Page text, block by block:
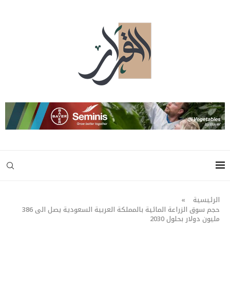
الرئيسية »
حجم سوق الزراعة المائية بالمملكة العربية السعودية يصل الى 386
مليون دولار بحلول 2030